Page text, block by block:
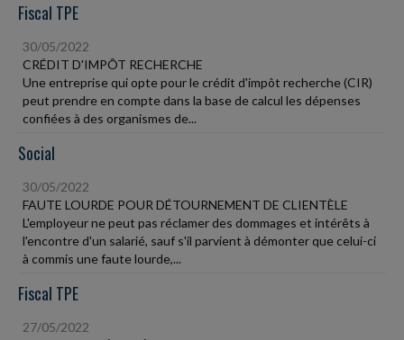
Fiscal TPE
30/05/2022
CRÉDIT D'IMPÔT RECHERCHE
Une entreprise qui opte pour le crédit d'impôt recherche (CIR)
peut prendre en compte dans la base de calcul les dépenses
confiées à des organismes de...
Social
30/05/2022
FAUTE LOURDE POUR DÉTOURNEMENT DE CLIENTÈLE
L'employeur ne peut pas réclamer des dommages et intérêts à
l'encontre d'un salarié, sauf s'il parvient à démonter que celui-ci
à commis une faute lourde,...
Fiscal TPE
27/05/2022